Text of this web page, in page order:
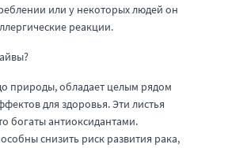
или у некоторых людей он
реакции.
природы, обладает целым рядом
для здоровья. Эти листья
богаты антиоксидантами.
снизить риск развития рака,